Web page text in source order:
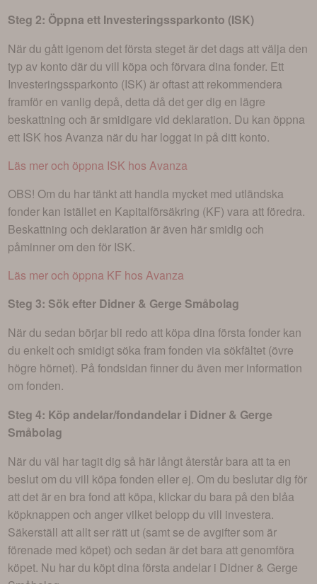
Steg 2: Öppna ett Investeringssparkonto (ISK)
När du gått igenom det första steget är det dags att välja den
typ av konto där du vill köpa och förvara dina fonder. Ett
Investeringssparkonto (ISK) är oftast att rekommendera
framför en vanlig depå, detta då det ger dig en lägre
beskattning och är smidigare vid deklaration. Du kan öppna
ett ISK hos Avanza när du har loggat in på ditt konto.
Läs mer och öppna ISK hos Avanza
OBS! Om du har tänkt att handla mycket med utländska
fonder kan istället en Kapitalförsäkring (KF) vara att föredra.
Beskattning och deklaration är även här smidig och
påminner om den för ISK.
Läs mer och öppna KF hos Avanza
Steg 3: Sök efter Didner & Gerge Småbolag
När du sedan börjar bli redo att köpa dina första fonder kan
du enkelt och smidigt söka fram fonden via sökfältet (övre
högre hörnet). På fondsidan finner du även mer information
om fonden.
Steg 4: Köp andelar/fondandelar i Didner & Gerge
Småbolag
När du väl har tagit dig så här långt återstår bara att ta en
beslut om du vill köpa fonden eller ej. Om du beslutar dig för
att det är en bra fond att köpa, klickar du bara på den blåa
köpknappen och anger vilket belopp du vill investera.
Säkerställ att allt ser rätt ut (samt se de avgifter som är
förenade med köpet) och sedan är det bara att genomföra
köpet. Nu har du köpt dina första andelar i Didner & Gerge